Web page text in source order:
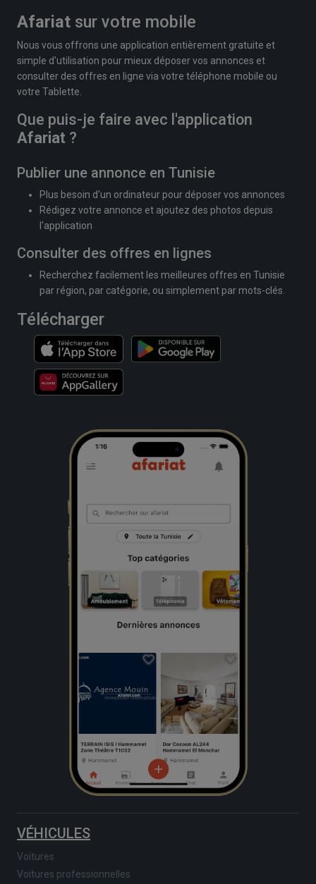
Afariat sur votre mobile
Nous vous offrons une application entièrement gratuite et
simple d'utilisation pour mieux déposer vos annonces et
consulter des offres en ligne via votre téléphone mobile ou
votre Tablette.
Que puis-je faire avec l'application
Afariat ?
Publier une annonce en Tunisie
Plus besoin d'un ordinateur pour déposer vos annonces
Rédigez votre annonce et ajoutez des photos depuis
l'application
Consulter des offres en lignes
Recherchez facilement les meilleures offres en Tunisie
par région, par catégorie, ou simplement par mots-clés.
Télécharger
VÉHICULES
Voitures
Voitures professionnelles